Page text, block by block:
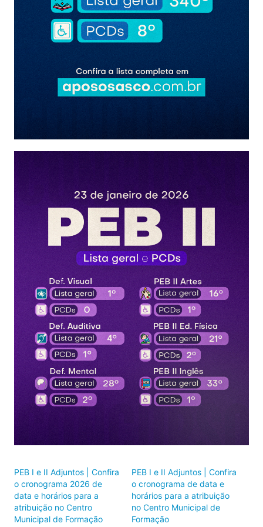
PEB I e II Adjuntos | Confira
o cronograma 2026 de
data e horários para a
atribuição no Centro
Municipal de Formação
PEB I e II Adjuntos | Confira
o cronograma de data e
horários para a atribuição
no Centro Municipal de
Formação